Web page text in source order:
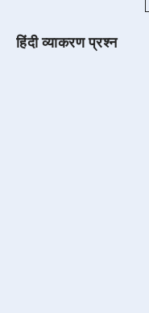
हिंदी व्याकरण प्रश्न